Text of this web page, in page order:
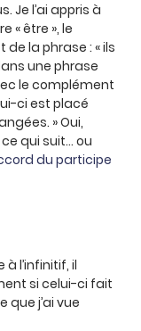
Je l’ai appris à
« être », le
la phrase : « ils
une phrase
le complément
ci est placé
» Oui,
qui suit… ou
du participe
l’infinitif, il
si celui-ci fait
que j’ai vue